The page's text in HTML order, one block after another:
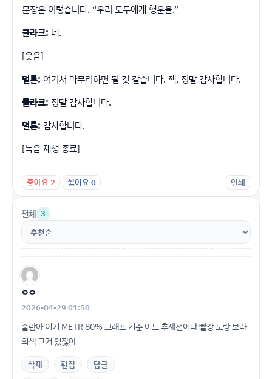
문장은 이렇습니다. “우리 모두에게 행운을.”
클라크: 네.
[웃음]
멀론: 여기서 마무리하면 될 것 같습니다. 잭, 정말 감사합니다.
클라크: 정말 감사합니다.
멀론: 감사합니다.
[녹음 재생 종료]
좋아요2 싫어요0 인쇄
전체 3
ㅇㅇ
2026-04-29 01:50
술람아 이거 METR 80% 그래프 기준 어느 추세선이냐 빨강 노랑 보라
회색 그거 있잖아
삭제 편집
답글